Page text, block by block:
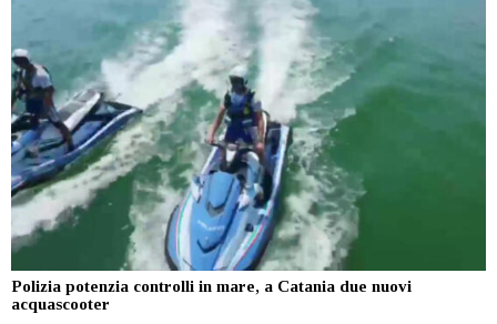
Polizia potenzia controlli in mare, a Catania due nuovi
acquascooter